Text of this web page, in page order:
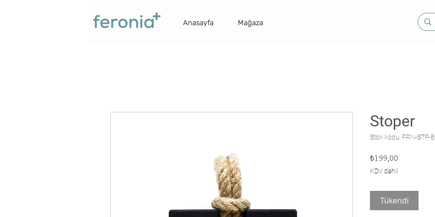
Anasayfa Mağaza
Stoper
Stok kodu: FRN-STP-B
₺199,00
KDV dahil
Tükendi